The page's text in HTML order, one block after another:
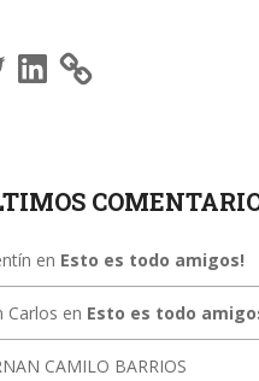
LinkedIn
en Esto es todo amigos!
Carlos en Esto es todo
CAMILO BARRIOS